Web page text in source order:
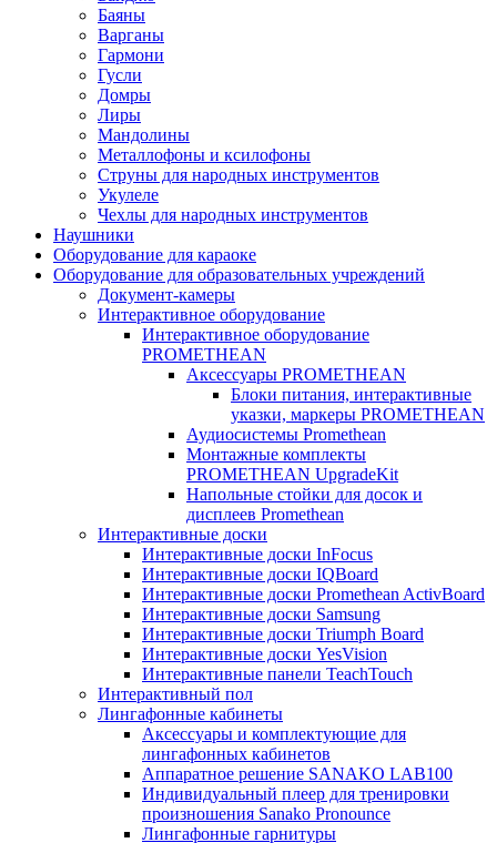
Баяны
Варганы
Гармони
Гусли
Домры
Лиры
Мандолины
Металлофоны и ксилофоны
Струны для народных инструментов
Укулеле
Чехлы для народных инструментов
Наушники
Оборудование для караоке
Оборудование для образовательных учреждений
Документ-камеры
Интерактивное оборудование
Интерактивное оборудование
PROMETHEAN
Аксессуары PROMETHEAN
Блоки питания, интерактивные
указки, маркеры PROMETHEAN
Аудиосистемы Promethean
Монтажные комплекты
PROMETHEAN UpgradeKit
Напольные стойки для досок и
дисплеев Promethean
Интерактивные доски
Интерактивные доски InFocus
Интерактивные доски IQBoard
Интерактивные доски Promethean ActivBoard
Интерактивные доски Samsung
Интерактивные доски Triumph Board
Интерактивные доски YesVision
Интерактивные панели TeachTouch
Интерактивный пол
Лингафонные кабинеты
Аксессуары и комплектующие для
лингафонных кабинетов
Аппаратное решение SANAKO LAB100
Индивидуальный плеер для тренировки
произношения Sanako Pronounce
Лингафонные гарнитуры